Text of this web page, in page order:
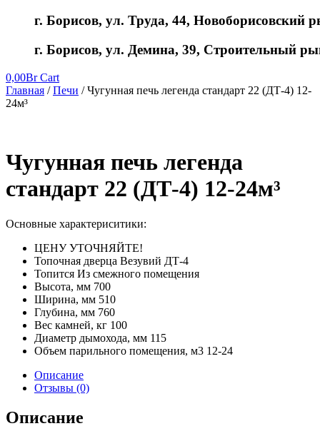
г. Борисов, ул. Труда, 44, Новоборисовский
г. Борисов, ул. Демина, 39, Строительный
0,00Br Cart
Главная /Печи / Чугунная печь легенда стандарт 22 (ДТ-4) 12-
24м³
Чугунная печь легенда
стандарт 22 (ДТ-4) 12-24м³
Основные характериситики:
ЦЕНУ УТОЧНЯЙТЕ!
Топочная дверца Везувий ДТ-4
Топится Из смежного помещения
Высота, мм 700
Ширина, мм 510
Глубина, мм 760
Вес камней, кг 100
Диаметр дымохода, мм 115
Объем парильного помещения, м3 12-24
Описание
Отзывы (0)
Описание